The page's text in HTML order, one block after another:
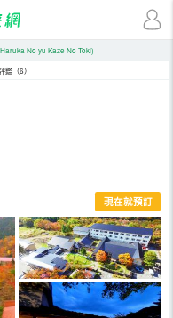
No yu Kaze No Toki)
鑑（6）
現在就預訂